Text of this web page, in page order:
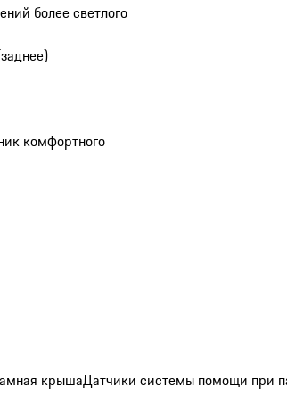
более светлого
комфортного
крышаДатчики системы помощи при